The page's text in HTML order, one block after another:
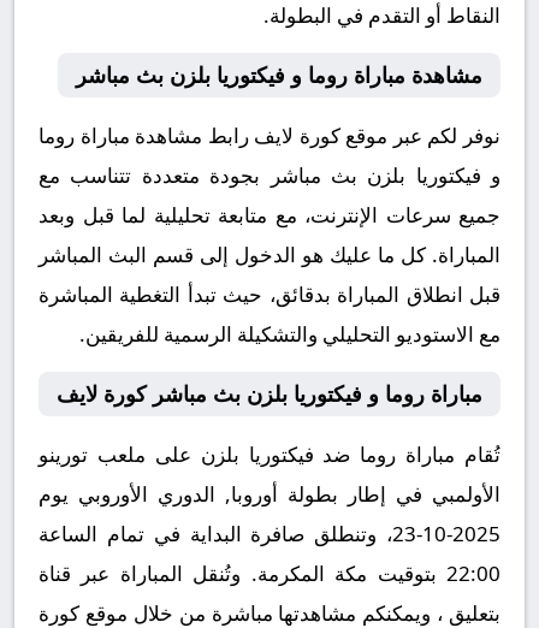
النقاط أو التقدم في البطولة.
مشاهدة مباراة روما و فيكتوريا بلزن بث مباشر
نوفر لكم عبر موقع كورة لايف رابط مشاهدة مباراة روما
و فيكتوريا بلزن بث مباشر بجودة متعددة تتناسب مع
جميع سرعات الإنترنت، مع متابعة تحليلية لما قبل وبعد
المباراة. كل ما عليك هو الدخول إلى قسم البث المباشر
قبل انطلاق المباراة بدقائق، حيث تبدأ التغطية المباشرة
مع الاستوديو التحليلي والتشكيلة الرسمية للفريقين.
مباراة روما و فيكتوريا بلزن بث مباشر كورة لايف
تُقام مباراة روما ضد فيكتوريا بلزن على ملعب تورينو
الأولمبي في إطار بطولة أوروبا, الدوري الأوروبي يوم
2025-10-23، وتنطلق صافرة البداية في تمام الساعة
22:00 بتوقيت مكة المكرمة. وتُنقل المباراة عبر قناة
بتعليق ، ويمكنكم مشاهدتها مباشرة من خلال موقع كورة